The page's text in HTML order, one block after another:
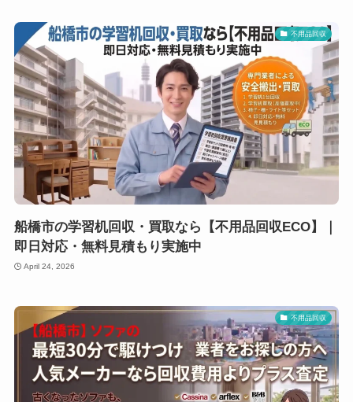
不用品回収
船橋市の学習机回収・買取なら【不用品回収ECO】｜
即日対応・無料見積もり実施中
April 24, 2026
不用品回収